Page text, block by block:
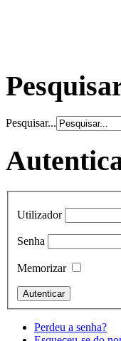
Pesquisar...
Utilizador
Senha
Memorizar
Perdeu a senha?